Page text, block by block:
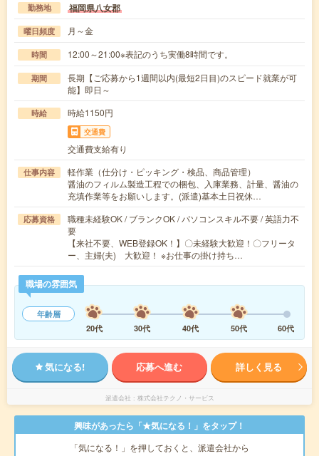
勤務地 福岡県八女郡
曜日頻度 月～金
時間 12:00～21:00※表記のうち実働8時間です。
期間
長期【ご応募から1週間以内(最短2日目)のスピード就業が可
能】即日～
時給 時給1150円
交通費
交通費支給有り
仕事内容
軽作業（仕分け・ピッキング・検品、商品管理）
醤油のフィルム製造工程での梱包、入庫業務、計量、醤油の
充填作業等をお願いします。(派遣)基本土日祝休…
応募資格
職種未経験OK / ブランクOK / パソコンスキル不要 / 英語力不
要
【来社不要、WEB登録OK！】〇未経験大歓迎！〇フリータ
ー、主婦(夫) 大歓迎！ ※お仕事の掛け持ち…
職場の雰囲気
年齢層
20代
30代 40代 50代 60代
気になる! 応募へ進む 詳しく見る
派遣会社 株式会社テクノ・サービス
興味があったら「★気になる！」をタップ！
「気になる！」を押しておくと、派遣会社から